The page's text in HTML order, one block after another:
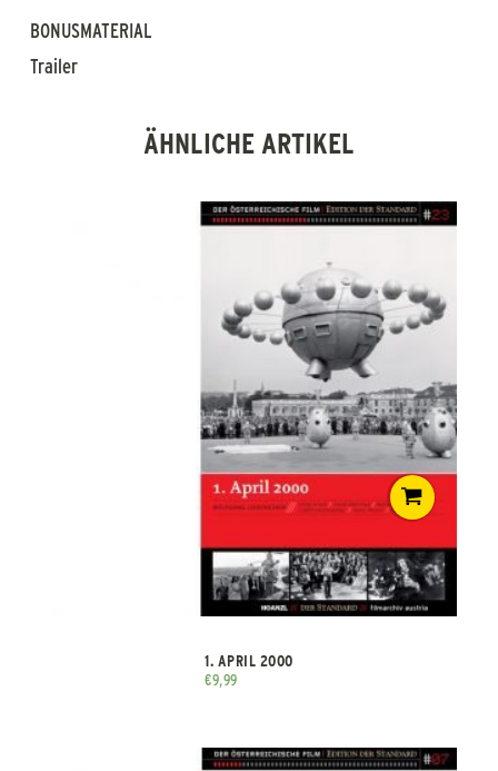
BONUSMATERIAL
Trailer
ÄHNLICHE ARTIKEL
1. APRIL 2000
€9,99